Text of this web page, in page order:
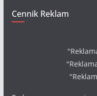
Cennik Reklam